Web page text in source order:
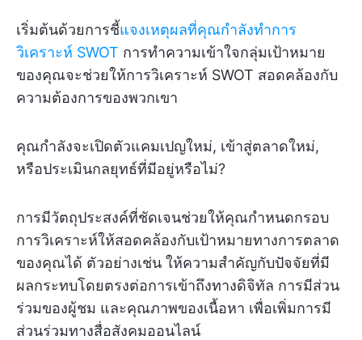
เริ่มต้นด้วยการชี้แจงเหตุผลที่คุณกำลังทำการ
วิเคราะห์ SWOT การทำความเข้าใจกลุ่มเป้าหมาย
ของคุณจะช่วยให้การวิเคราะห์ SWOT สอดคล้องกับ
ความต้องการของพวกเขา
คุณกำลังจะเปิดตัวแคมเปญใหม่, เข้าสู่ตลาดใหม่,
หรือประเมินกลยุทธ์ที่มีอยู่หรือไม่?
การมีวัตถุประสงค์ที่ชัดเจนช่วยให้คุณกำหนดกรอบ
การวิเคราะห์ให้สอดคล้องกับเป้าหมายทางการตลาด
ของคุณได้ ตัวอย่างเช่น ให้ความสำคัญกับปัจจัยที่มี
ผลกระทบโดยตรงต่อการเข้าถึงทางดิจิทัล การมีส่วน
ร่วมของผู้ชม และคุณภาพของเนื้อหา เพื่อเพิ่มการมี
ส่วนร่วมทางสื่อสังคมออนไลน์